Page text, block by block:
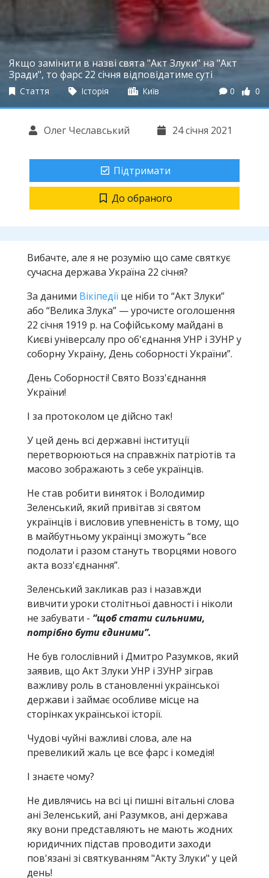
Якщо замінити в назві свята "Акт Злуки" на "Акт
Зради", то фарс 22 січня відповідатиме суті
Стаття Історія Київ 0 0
Олег Чеславський 24 січня 2021
Підтримати
До обраного
Вибачте, але я не розумію що саме святкує
сучасна держава Україна 22 січня?
За даними Вікіпедії це ніби то “Акт Злуки”
або “Велика Злука” — урочисте оголошення
22 січня 1919 р. на Софійському майдані в
Києві універсалу про об'єднання УНР і ЗУНР у
соборну Україну, День соборності України”.
День Соборності! Свято Возз'єднання
України!
І за протоколом це дійсно так!
У цей день всі державні інституції
перетворюються на справжніх патріотів та
масово зображають з себе українців.
Не став робити виняток і Володимир
Зеленський, який привітав зі святом
українців і висловив упевненість в тому, що
в майбутньому українці зможуть “все
подолати і разом стануть творцями нового
акта возз'єднання”.
Зеленський закликав раз і назавжди
вивчити уроки столітньої давності і ніколи
не забувати - “щоб стати сильними,
потрібно бути єдиними”.
Не був голослівний і Дмитро Разумков, який
заявив, що Акт Злуки УНР і ЗУНР зіграв
важливу роль в становленні української
держави і займає особливе місце на
сторінках української історії.
Чудові чуйні важливі слова, але на
превеликий жаль це все фарс і комедія!
І знаєте чому?
Не дивлячись на всі ці пишні вітальні слова
ані Зеленський, ані Разумков, ані держава
яку вони представляють не мають жодних
юридичних підстав проводити заходи
пов'язані зі святкуванням "Акту Злуки" у цей
день!